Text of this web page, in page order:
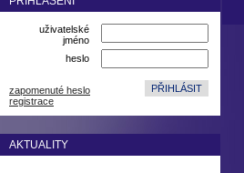
uživatelské
jméno
heslo
zapomenuté heslo
registrace
AKTUALITY